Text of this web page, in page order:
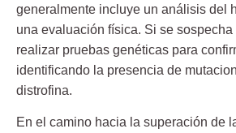
generalmente incluye un análisis del
una evaluación física. Si se
realizar pruebas genéticas para
identificando la presencia de
distrofina.
En el camino hacia la superación de